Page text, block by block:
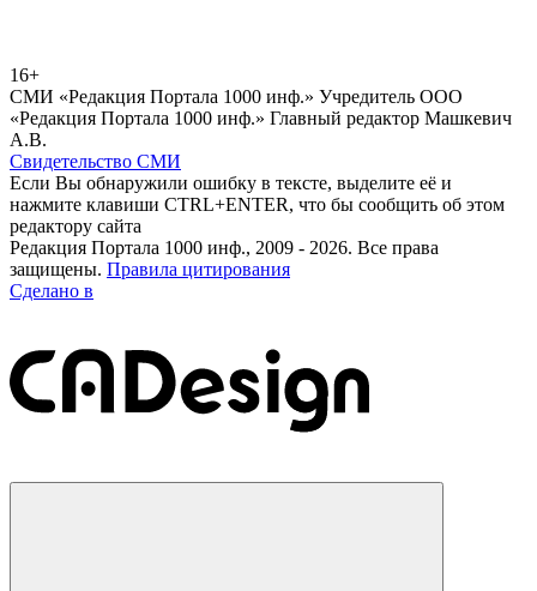
16+
СМИ «Редакция Портала 1000 инф.» Учредитель ООО
«Редакция Портала 1000 инф.» Главный редактор Машкевич
А.В.
Свидетельство СМИ
Если Вы обнаружили ошибку в тексте, выделите её и
нажмите клавиши CTRL+ENTER, что бы сообщить об этом
редактору сайта
Редакция Портала 1000 инф., 2009 - 2026. Все права
защищены. Правила цитирования
Сделано в